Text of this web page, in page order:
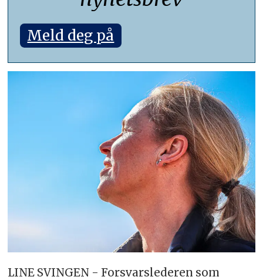
Meld deg på
LINE SVINGEN - Forsvarslederen som